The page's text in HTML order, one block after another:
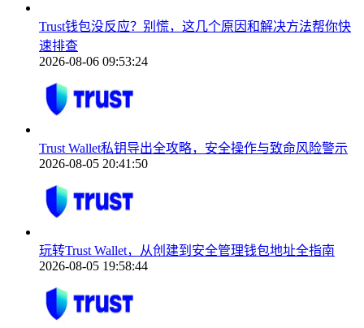
Trust钱包没反应？别慌，这几个原因和解决方法帮你快
速排查
2026-08-06 09:53:24
Trust Wallet私钥导出全攻略，安全操作与致命风险警示
2026-08-05 20:41:50
玩转Trust Wallet，从创建到安全管理钱包地址全指南
2026-08-05 19:58:44